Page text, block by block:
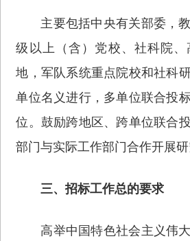
主要包括中央有关部委，
级以上（含）党校、社科院
地，军队系统重点院校和社科
单位名义进行，多单位联合投
位。鼓励跨地区、跨单位联合
部门与实际工作部门合作开展研
三、招标工作总的要求
高举中国特色社会主义伟